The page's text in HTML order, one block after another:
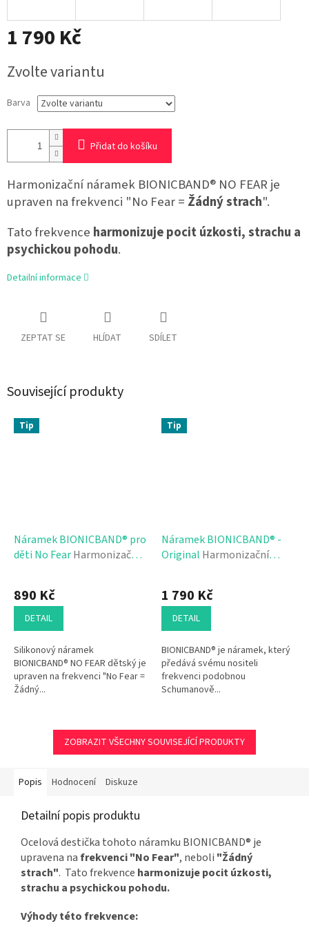
1 790 Kč
cena:
Zvolte variantu
Barva
Přidat do košíku
Harmonizační náramek BIONICBAND® NO FEAR je
upraven na frekvenci "No Fear = Žádný strach".
Tato frekvence harmonizuje pocit úzkosti, strachu a
psychickou pohodu.
Detailní informace
ZEPTAT SE HLÍDAT SDÍLET
Související produkty
Tip
Náramek BIONICBAND® pro
děti No FearHarmonizační
890 Kč
DETAIL
Silikonový náramek
BIONICBAND® NO FEAR dětský je
upraven na frekvenci "No Fear =
Žádný...
Tip
Náramek BIONICBAND® -
Original Harmonizační
hodnocení
produktu
5,0
5
hvězdiček.
1 790 Kč
DETAIL
BIONICBAND® je náramek, který
předává svému nositeli
frekvenci podobnou
Schumanově...
ZOBRAZIT VŠECHNY SOUVISEJÍCÍ PRODUKTY
Popis Hodnocení Diskuze
Detailní popis produktu
Ocelová destička tohoto náramku BIONICBAND® je
upravena nafrekvenci "No Fear", neboli "Žádný
strach". Tato frekvence harmonizuje pocit úzkosti,
strachu a psychickou pohodu.
Výhody této frekvence: